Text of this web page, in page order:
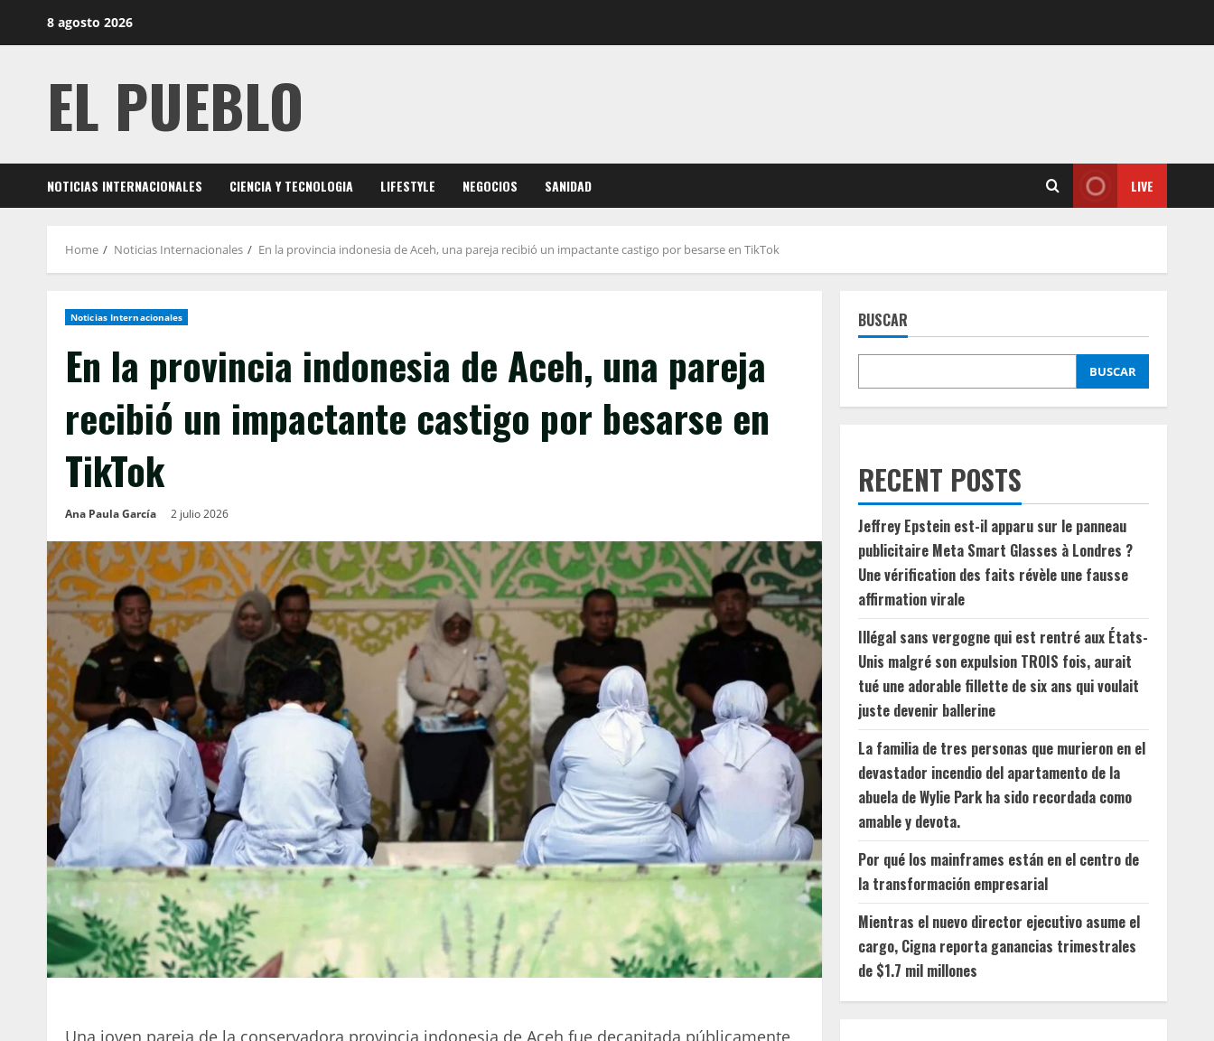
8 agosto 2026
EL PUEBLO
NOTICIAS INTERNACIONALES CIENCIA Y TECNOLOGIA LIFESTYLE NEGOCIOS SANIDAD LIVE
Home Noticias Internacionales En la provincia indonesia de Aceh, una pareja recibió un impactante castigo por besarse en TikTok
Noticias Internacionales
En la provincia indonesia de Aceh, una pareja
recibió un impactante castigo por besarse en
TikTok
Ana Paula García 2 julio 2026
Una joven pareja de la conservadora provincia indonesia de Aceh fue decapitada públicamente
BUSCAR
BUSCAR
RECENT POSTS
Jeffrey Epstein est-il apparu sur le panneau
publicitaire Meta Smart Glasses à Londres ?
Une vérification des faits révèle une fausse
affirmation virale
Illégal sans vergogne qui est rentré aux États-
Unis malgré son expulsion TROIS fois, aurait
tué une adorable fillette de six ans qui voulait
juste devenir ballerine
La familia de tres personas que murieron en el
devastador incendio del apartamento de la
abuela de Wylie Park ha sido recordada como
amable y devota.
Por qué los mainframes están en el centro de
la transformación empresarial
Mientras el nuevo director ejecutivo asume el
cargo, Cigna reporta ganancias trimestrales
de $1.7 mil millones